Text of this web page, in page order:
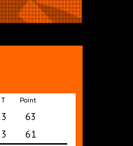
T Point
3
63
3
61